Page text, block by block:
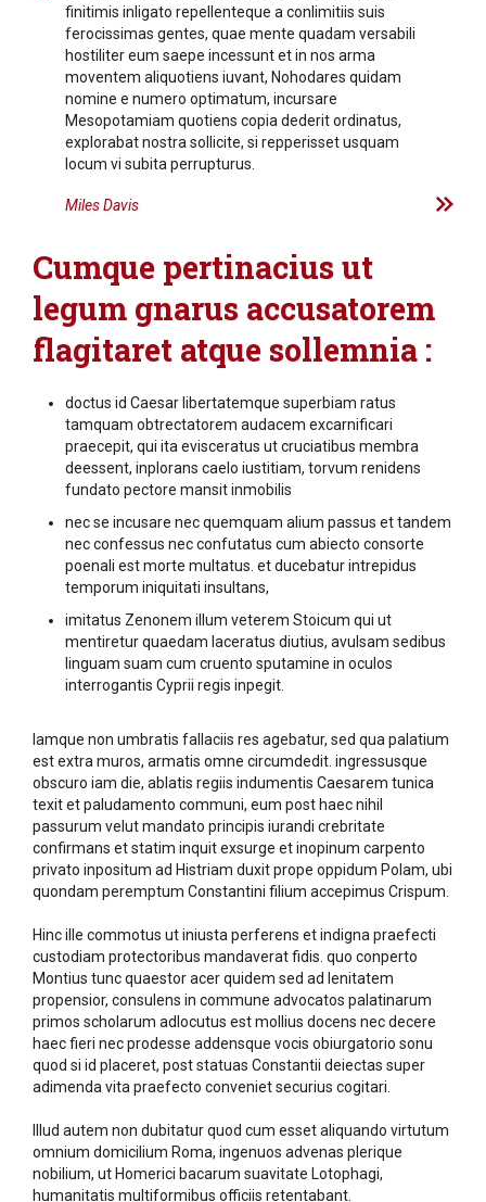
finitimis inligato repellenteque a conlimitiis suis
ferocissimas gentes, quae mente quadam versabili
hostiliter eum saepe incessunt et in nos arma
moventem aliquotiens iuvant, Nohodares quidam
nomine e numero optimatum, incursare
Mesopotamiam quotiens copia dederit ordinatus,
explorabat nostra sollicite, si repperisset usquam
locum vi subita perrupturus.
Miles Davis
Cumque pertinacius ut
legum gnarus accusatorem
flagitaret atque sollemnia :
doctus id Caesar libertatemque superbiam ratus
tamquam obtrectatorem audacem excarnificari
praecepit, qui ita evisceratus ut cruciatibus membra
deessent, inplorans caelo iustitiam, torvum renidens
fundato pectore mansit inmobilis
nec se incusare nec quemquam alium passus et tandem
nec confessus nec confutatus cum abiecto consorte
poenali est morte multatus. et ducebatur intrepidus
temporum iniquitati insultans,
imitatus Zenonem illum veterem Stoicum qui ut
mentiretur quaedam laceratus diutius, avulsam sedibus
linguam suam cum cruento sputamine in oculos
interrogantis Cyprii regis inpegit.
Iamque non umbratis fallaciis res agebatur, sed qua palatium
est extra muros, armatis omne circumdedit. ingressusque
obscuro iam die, ablatis regiis indumentis Caesarem tunica
texit et paludamento communi, eum post haec nihil
passurum velut mandato principis iurandi crebritate
confirmans et statim inquit exsurge et inopinum carpento
privato inpositum ad Histriam duxit prope oppidum Polam, ubi
quondam peremptum Constantini filium accepimus Crispum.
Hinc ille commotus ut iniusta perferens et indigna praefecti
custodiam protectoribus mandaverat fidis. quo conperto
Montius tunc quaestor acer quidem sed ad lenitatem
propensior, consulens in commune advocatos palatinarum
primos scholarum adlocutus est mollius docens nec decere
haec fieri nec prodesse addensque vocis obiurgatorio sonu
quod si id placeret, post statuas Constantii deiectas super
adimenda vita praefecto conveniet securius cogitari.
Illud autem non dubitatur quod cum esset aliquando virtutum
omnium domicilium Roma, ingenuos advenas plerique
nobilium, ut Homerici bacarum suavitate Lotophagi,
humanitatis multiformibus officiis retentabant.